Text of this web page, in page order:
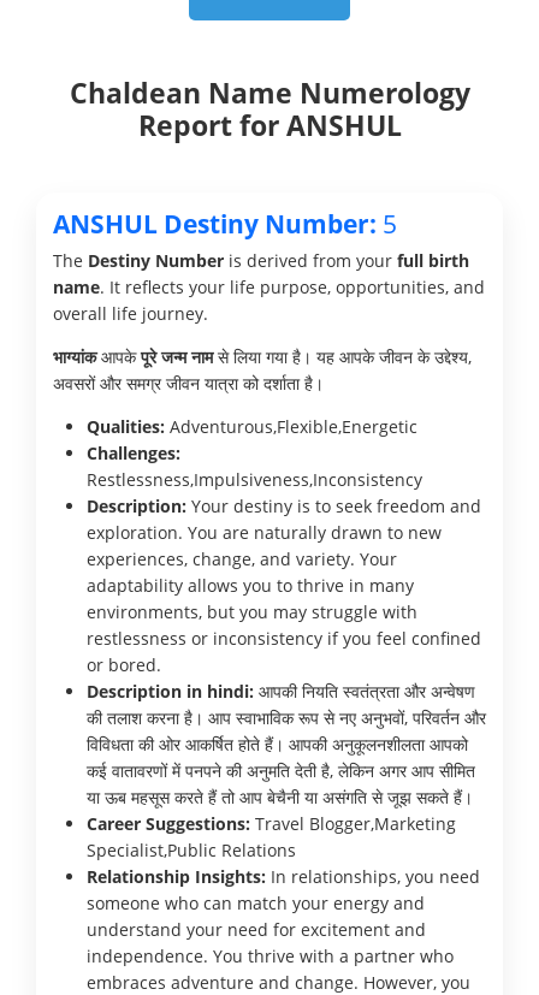
Chaldean Name Numerology
Report for ANSHUL
ANSHUL Destiny Number: 5
The Destiny Number is derived from your full birth
name. It reflects your life purpose, opportunities, and
overall life journey.
भाग्यांकआपकेपूरे जन्म नामसे लिया गया है। यह आपके जीवन के उद्देश्य,
अवसरों और समग्र जीवन यात्रा को दर्शाता है।
Qualities: Adventurous,Flexible,Energetic
Challenges:
Restlessness,Impulsiveness,Inconsistency
Description: Your destiny is to seek freedom and
exploration. You are naturally drawn to new
experiences, change, and variety. Your
adaptability allows you to thrive in many
environments, but you may struggle with
restlessness or inconsistency if you feel confined
or bored.
Description in hindi: आपकी नियति स्वतंत्रता और अन्वेषण
की तलाश करना है। आप स्वाभाविक रूप से नए अनुभवों, परिवर्तन और
विविधता की ओर आकर्षित होते हैं। आपकी अनुकूलनशीलता आपको
कई वातावरणों में पनपने की अनुमति देती है, लेकिन अगर आप सीमित
या ऊब महसूस करते हैं तो आप बेचैनी या असंगति से जूझ सकते हैं।
Career Suggestions: Travel Blogger,Marketing
Specialist,Public Relations
Relationship Insights: In relationships, you need
someone who can match your energy and
understand your need for excitement and
independence. You thrive with a partner who
embraces adventure and change. However, you